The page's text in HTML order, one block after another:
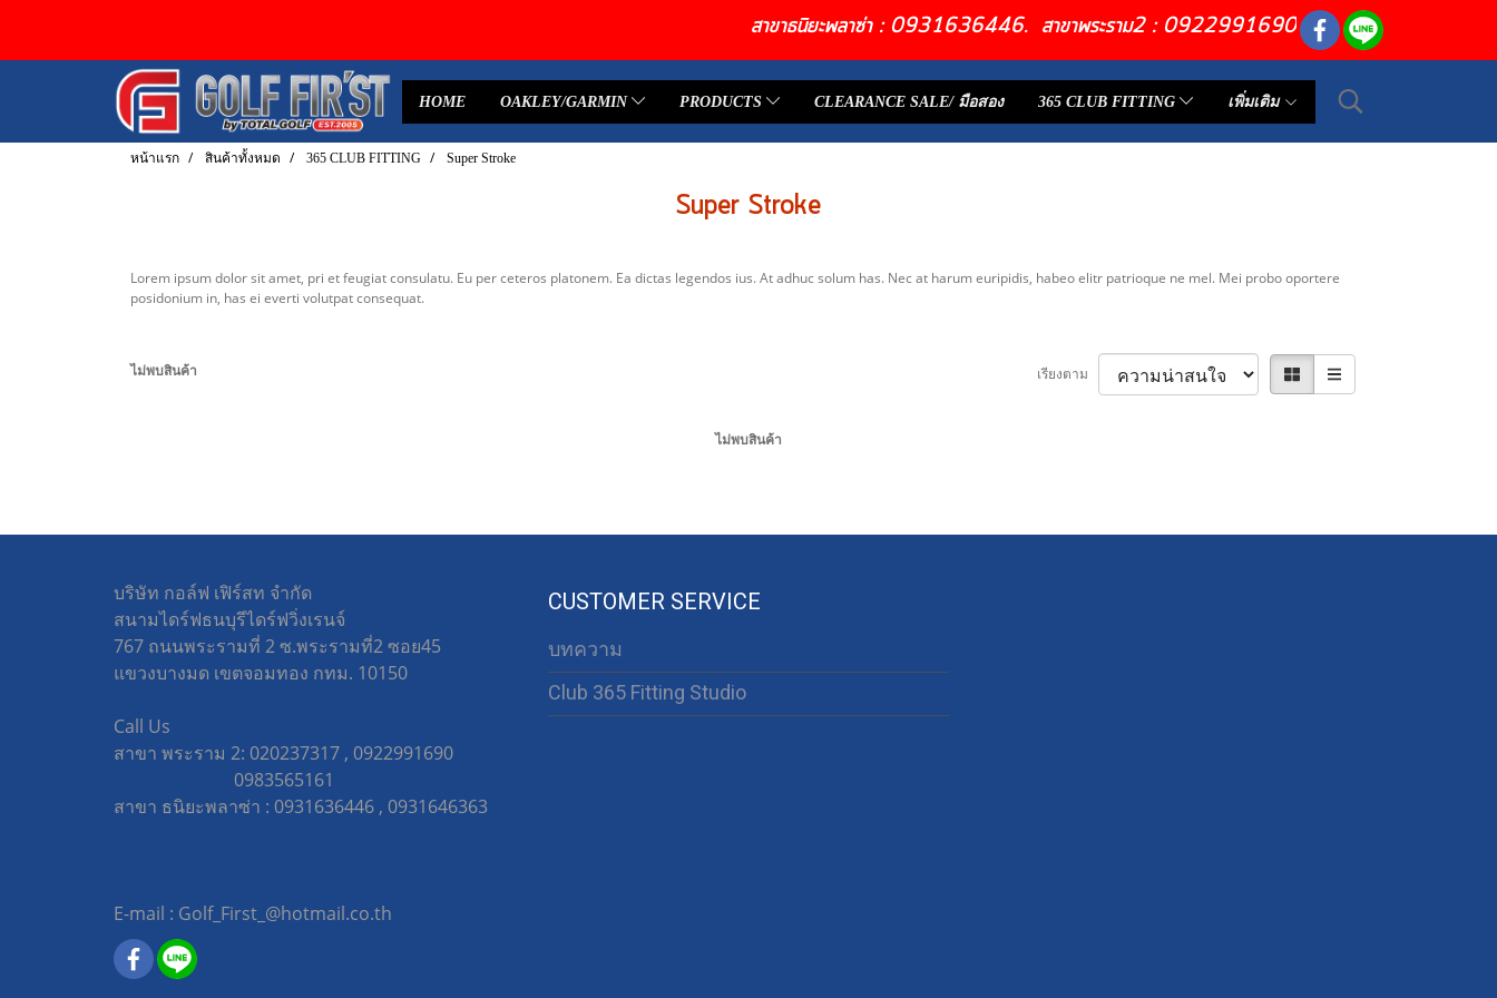
สาขาธนิยะพลาซ่า : 0931636446. สาขาพระราม2 : 0922991690
HOME OAKLEY/GARMIN PRODUCTS CLEARANCE SALE/ มือสอง 365 CLUB FITTING เพิ่มเติม
หน้าแรก สินค้าทั้งหมด 365 CLUB FITTING Super Stroke
Super Stroke
Lorem ipsum dolor sit amet, pri et feugiat consulatu. Eu per ceteros platonem. Ea dictas legendos ius. At adhuc solum has. Nec at harum euripidis, habeo elitr patrioque ne mel. Mei probo oportere
posidonium in, has ei everti volutpat consequat.
ไม่พบสินค้า เรียงตาม
ไม่พบสินค้า
บริษัท กอล์ฟ เฟิร์สท จำกัด
สนามไดร์ฟธนบุรีไดร์ฟวิ่งเรนจ์
767 ถนนพระรามที่ 2 ซ.พระรามที่2 ซอย45
แขวงบางมด เขตจอมทอง กทม. 10150
Call Us
สาขา พระราม 2: 020237317 , 0922991690
0983565161
สาขา ธนิยะพลาซ่า : 0931636446 , 0931646363
E-mail : Golf_First_@hotmail.co.th
CUSTOMER SERVICE
บทความ
Club 365 Fitting Studio